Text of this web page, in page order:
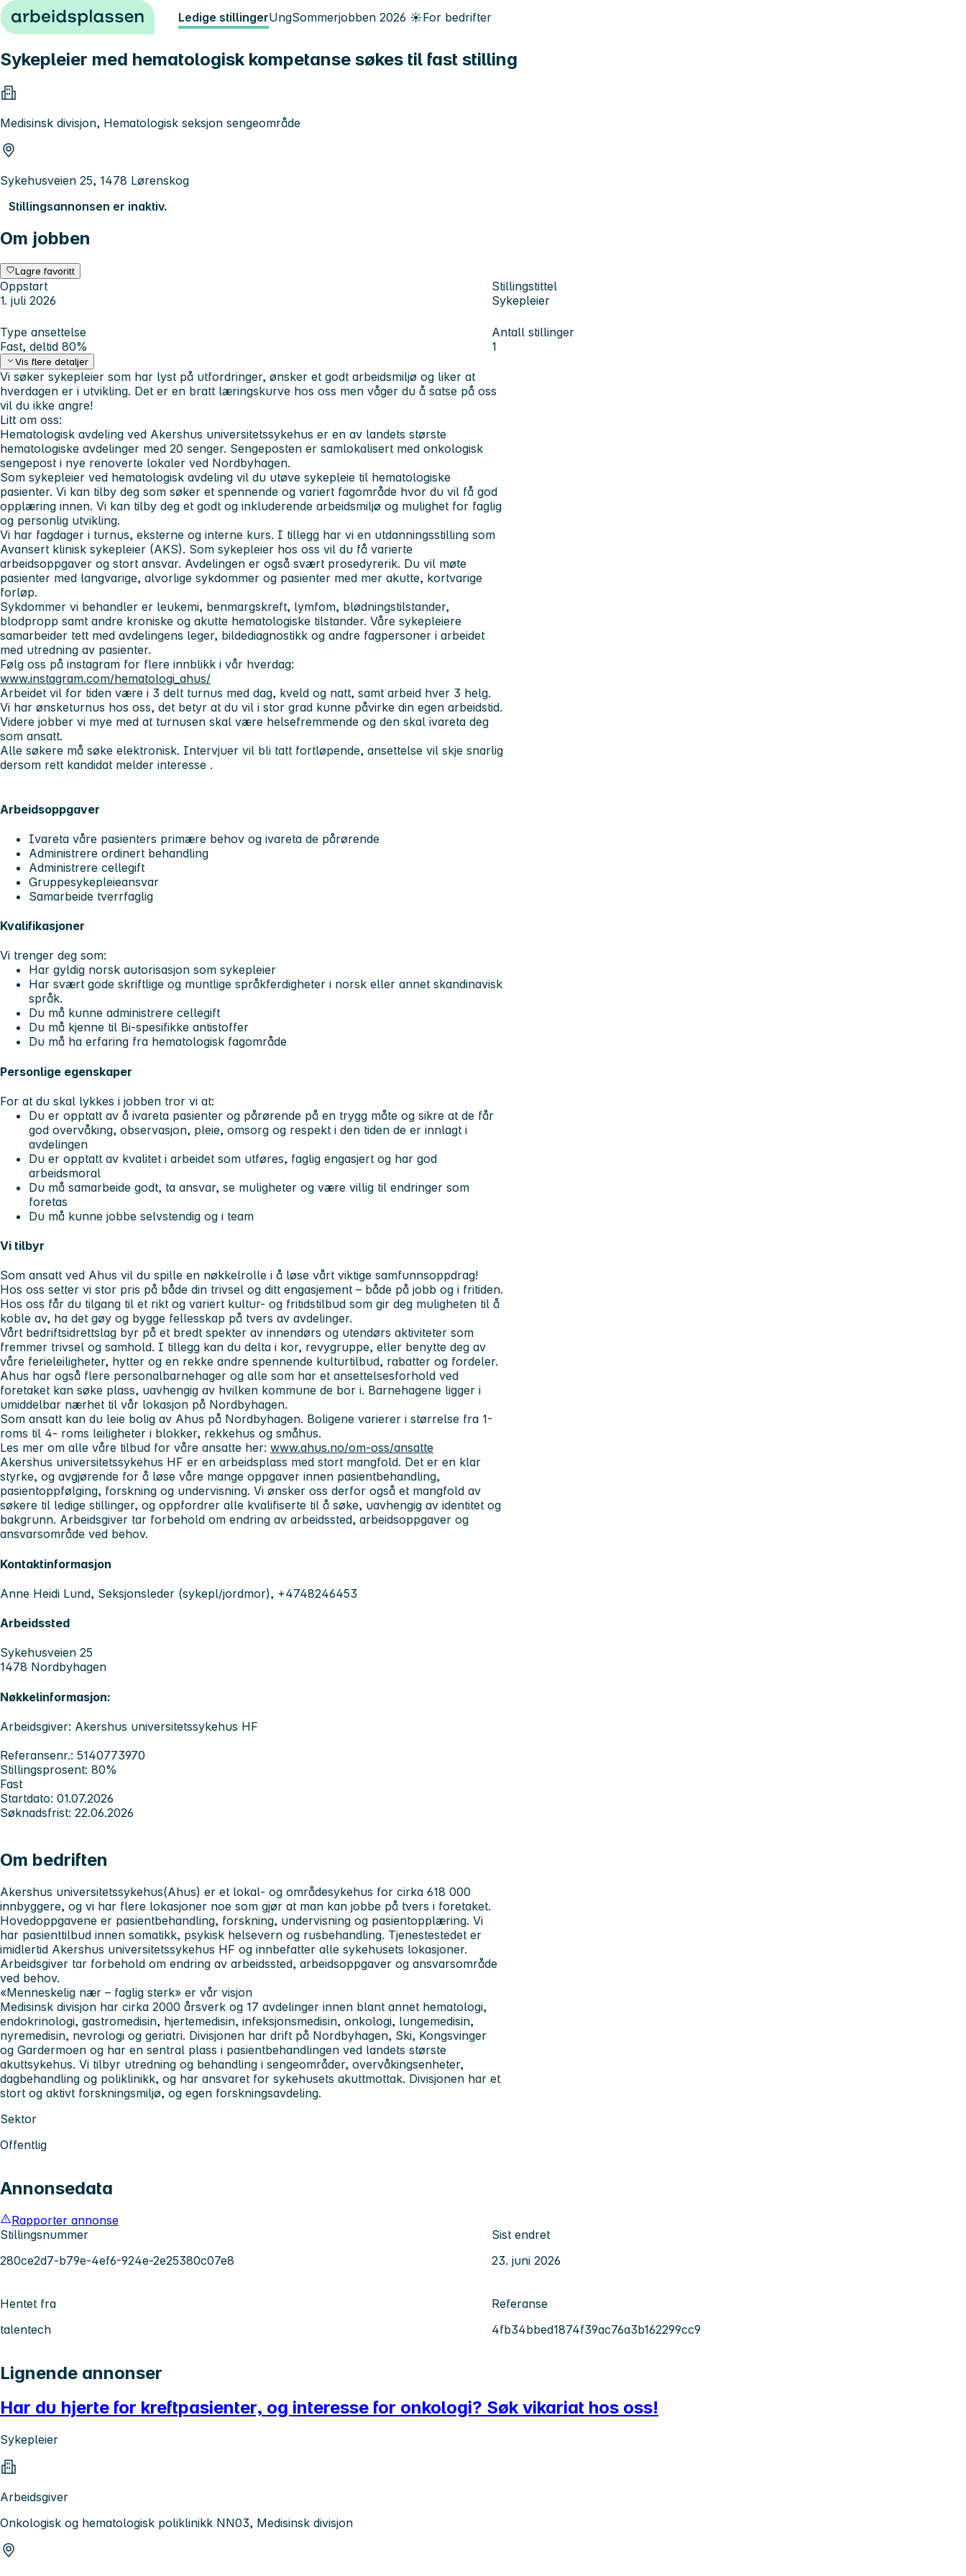
Hopp til innhold Ledige stillingerUngSommerjobben 2026 ☀️For bedrifter
Sykepleier med hematologisk kompetanse søkes til fast stilling
Medisinsk divisjon, Hematologisk seksjon sengeområde
Sykehusveien 25, 1478 Lørenskog
Stillingsannonsen er inaktiv.
Om jobben
Lagre favoritt
Oppstart
1. juli 2026
Stillingstittel
Sykepleier
Type ansettelse
Fast, deltid 80%
Antall stillinger
1
Vis flere detaljer
Vi søker sykepleier som har lyst på utfordringer, ønsker et godt arbeidsmiljø og liker at
hverdagen er i utvikling. Det er en bratt læringskurve hos oss men våger du å satse på oss
vil du ikke angre!
Litt om oss:
Hematologisk avdeling ved Akershus universitetssykehus er en av landets største
hematologiske avdelinger med 20 senger. Sengeposten er samlokalisert med onkologisk
sengepost i nye renoverte lokaler ved Nordbyhagen.
Som sykepleier ved hematologisk avdeling vil du utøve sykepleie til hematologiske
pasienter. Vi kan tilby deg som søker et spennende og variert fagområde hvor du vil få god
opplæring innen. Vi kan tilby deg et godt og inkluderende arbeidsmiljø og mulighet for faglig
og personlig utvikling.
Vi har fagdager i turnus, eksterne og interne kurs. I tillegg har vi en utdanningsstilling som
Avansert klinisk sykepleier (AKS). Som sykepleier hos oss vil du få varierte
arbeidsoppgaver og stort ansvar. Avdelingen er også svært prosedyrerik. Du vil møte
pasienter med langvarige, alvorlige sykdommer og pasienter med mer akutte, kortvarige
forløp.
Sykdommer vi behandler er leukemi, benmargskreft, lymfom, blødningstilstander,
blodpropp samt andre kroniske og akutte hematologiske tilstander. Våre sykepleiere
samarbeider tett med avdelingens leger, bildediagnostikk og andre fagpersoner i arbeidet
med utredning av pasienter.
Følg oss på instagram for flere innblikk i vår hverdag:
www.instagram.com/hematologi_ahus/
Arbeidet vil for tiden være i 3 delt turnus med dag, kveld og natt, samt arbeid hver 3 helg.
Vi har ønsketurnus hos oss, det betyr at du vil i stor grad kunne påvirke din egen arbeidstid.
Videre jobber vi mye med at turnusen skal være helsefremmende og den skal ivareta deg
som ansatt.
Alle søkere må søke elektronisk. Intervjuer vil bli tatt fortløpende, ansettelse vil skje snarlig
dersom rett kandidat melder interesse .
Arbeidsoppgaver
Ivareta våre pasienters primære behov og ivareta de pårørende
Administrere ordinert behandling
Administrere cellegift
Gruppesykepleieansvar
Samarbeide tverrfaglig
Kvalifikasjoner
Vi trenger deg som:
Har gyldig norsk autorisasjon som sykepleier
Har svært gode skriftlige og muntlige språkferdigheter i norsk eller annet skandinavisk
språk.
Du må kunne administrere cellegift
Du må kjenne til Bi-spesifikke antistoffer
Du må ha erfaring fra hematologisk fagområde
Personlige egenskaper
For at du skal lykkes i jobben tror vi at:
Du er opptatt av å ivareta pasienter og pårørende på en trygg måte og sikre at de får
god overvåking, observasjon, pleie, omsorg og respekt i den tiden de er innlagt i
avdelingen
Du er opptatt av kvalitet i arbeidet som utføres, faglig engasjert og har god
arbeidsmoral
Du må samarbeide godt, ta ansvar, se muligheter og være villig til endringer som
foretas
Du må kunne jobbe selvstendig og i team
Vi tilbyr
Som ansatt ved Ahus vil du spille en nøkkelrolle i å løse vårt viktige samfunnsoppdrag!
Hos oss setter vi stor pris på både din trivsel og ditt engasjement – både på jobb og i fritiden.
Hos oss får du tilgang til et rikt og variert kultur- og fritidstilbud som gir deg muligheten til å
koble av, ha det gøy og bygge fellesskap på tvers av avdelinger.
Vårt bedriftsidrettslag byr på et bredt spekter av innendørs og utendørs aktiviteter som
fremmer trivsel og samhold. I tillegg kan du delta i kor, revygruppe, eller benytte deg av
våre ferieleiligheter, hytter og en rekke andre spennende kulturtilbud, rabatter og fordeler.
Ahus har også flere personalbarnehager og alle som har et ansettelsesforhold ved
foretaket kan søke plass, uavhengig av hvilken kommune de bor i. Barnehagene ligger i
umiddelbar nærhet til vår lokasjon på Nordbyhagen.
Som ansatt kan du leie bolig av Ahus på Nordbyhagen. Boligene varierer i størrelse fra 1-
roms til 4- roms leiligheter i blokker, rekkehus og småhus.
Les mer om alle våre tilbud for våre ansatte her: www.ahus.no/om-oss/ansatte
Akershus universitetssykehus HF er en arbeidsplass med stort mangfold. Det er en klar
styrke, og avgjørende for å løse våre mange oppgaver innen pasientbehandling,
pasientoppfølging, forskning og undervisning. Vi ønsker oss derfor også et mangfold av
søkere til ledige stillinger, og oppfordrer alle kvalifiserte til å søke, uavhengig av identitet og
bakgrunn. Arbeidsgiver tar forbehold om endring av arbeidssted, arbeidsoppgaver og
ansvarsområde ved behov.
Kontaktinformasjon
Anne Heidi Lund, Seksjonsleder (sykepl/jordmor), +4748246453
Arbeidssted
Sykehusveien 25
1478 Nordbyhagen
Nøkkelinformasjon:
Arbeidsgiver: Akershus universitetssykehus HF
Referansenr.: 5140773970
Stillingsprosent: 80%
Fast
Startdato: 01.07.2026
Søknadsfrist: 22.06.2026
Om bedriften
Akershus universitetssykehus(Ahus) er et lokal- og områdesykehus for cirka 618 000
innbyggere, og vi har flere lokasjoner noe som gjør at man kan jobbe på tvers i foretaket.
Hovedoppgavene er pasientbehandling, forskning, undervisning og pasientopplæring. Vi
har pasienttilbud innen somatikk, psykisk helsevern og rusbehandling. Tjenestestedet er
imidlertid Akershus universitetssykehus HF og innbefatter alle sykehusets lokasjoner.
Arbeidsgiver tar forbehold om endring av arbeidssted, arbeidsoppgaver og ansvarsområde
ved behov.
«Menneskelig nær – faglig sterk» er vår visjon
Medisinsk divisjon har cirka 2000 årsverk og 17 avdelinger innen blant annet hematologi,
endokrinologi, gastromedisin, hjertemedisin, infeksjonsmedisin, onkologi, lungemedisin,
nyremedisin, nevrologi og geriatri. Divisjonen har drift på Nordbyhagen, Ski, Kongsvinger
og Gardermoen og har en sentral plass i pasientbehandlingen ved landets største
akuttsykehus. Vi tilbyr utredning og behandling i sengeområder, overvåkingsenheter,
dagbehandling og poliklinikk, og har ansvaret for sykehusets akuttmottak. Divisjonen har et
stort og aktivt forskningsmiljø, og egen forskningsavdeling.
Sektor
Offentlig
Annonsedata
Rapporter annonse
Stillingsnummer
280ce2d7-b79e-4ef6-924e-2e25380c07e8
Sist endret
23. juni 2026
Hentet fra
talentech
Referanse
4fb34bbed1874f39ac76a3b162299cc9
Lignende annonser
Har du hjerte for kreftpasienter, og interesse for onkologi? Søk vikariat hos oss!
Sykepleier
Arbeidsgiver
Onkologisk og hematologisk poliklinikk NN03, Medisinsk divisjon